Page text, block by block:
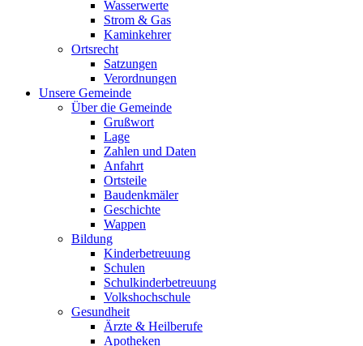
Wasserwerte
Strom & Gas
Kaminkehrer
Ortsrecht
Satzungen
Verordnungen
Unsere Gemeinde
Über die Gemeinde
Grußwort
Lage
Zahlen und Daten
Anfahrt
Ortsteile
Baudenkmäler
Geschichte
Wappen
Bildung
Kinderbetreuung
Schulen
Schulkinderbetreuung
Volkshochschule
Gesundheit
Ärzte & Heilberufe
Apotheken